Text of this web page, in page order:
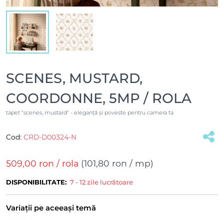
SCENES, MUSTARD,
COORDONNE, 5MP / ROLA
tapet "scenes, mustard" - eleganță și poveste pentru camera ta
Cod: CRD-D00324-N
509,00 ron / rola (101,80 ron / mp)
DISPONIBILITATE: 7 - 12 zile lucrătoare
Variații pe aceeași temă